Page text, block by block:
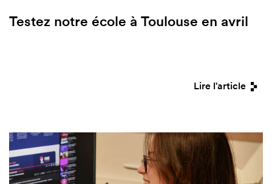
Testez notre école à Toulouse en avril
Lire l'article